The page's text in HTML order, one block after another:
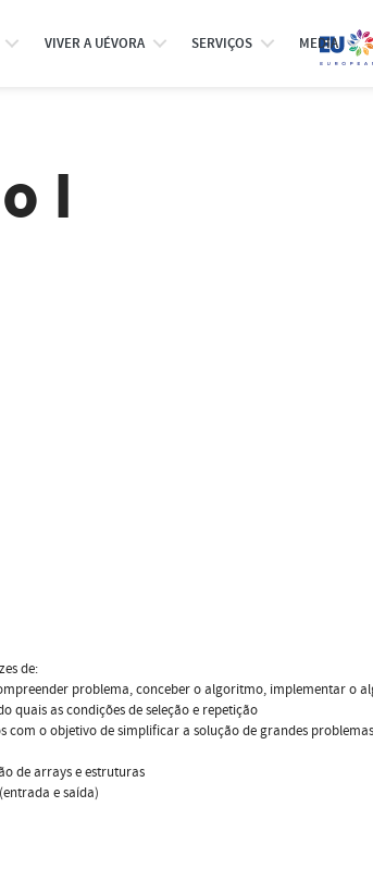
VIVER A UÉVORA SERVIÇOS MEDIA
I
de:
problema, conceber o algoritmo, implementar o
quais as condições de seleção e repetição
com o objetivo de simplificar a solução de grandes
de arrays e estruturas
e saída)